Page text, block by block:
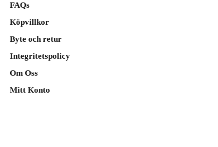
FAQs
Köpvillkor
Byte och retur
Integritetspolicy
Om Oss
Mitt Konto